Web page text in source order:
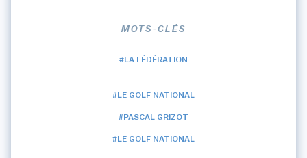
MOTS-CLÉS
#LA FÉDÉRATION
#LE GOLF NATIONAL
#PASCAL GRIZOT
#LE GOLF NATIONAL